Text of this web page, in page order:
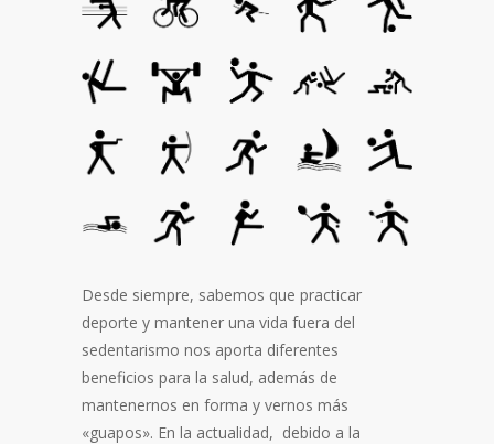
Desde siempre, sabemos que practicar
deporte y mantener una vida fuera del
sedentarismo nos aporta diferentes
beneficios para la salud, además de
mantenernos en forma y vernos más
«guapos». En la actualidad, debido a la